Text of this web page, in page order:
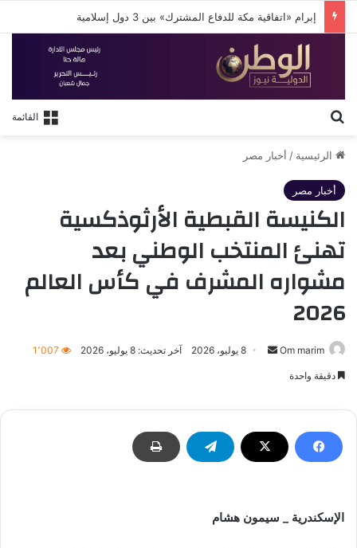
إبرام «اتفاقية مكة للدفاع المشترك» بين 3 دول إسلامية
القائمة
الرئيسية / أخبار مصر
أخبار مصر
الكنيسة القبطية الأرثوذكسية
تهنئ المنتخب الوطني بعد
مشواره المشرف في كأس العالم
2026
Om marim
أرسل 8 يوليو، 2026 آخر تحديث: 8 يوليو، 2026 1٬007
دقيقة واحدة
الإسكندرية _ سيمون هشام